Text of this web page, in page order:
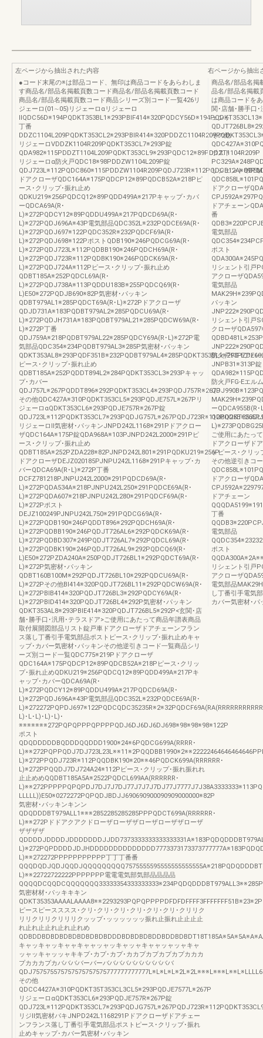
左ページから抽出された内容
●コード末尾の※は部品コード、無印は商品コードをあらわしま
す商品名/部品名掲載頁数コード商品名/部品名掲載頁数コード
商品名/部品名掲載頁数コード商品シリーズ別コード一覧426リ
ジェーロ(01∼05)リジェーロαリジェーロ
丁番
リジェーロVDDZK1104R209PQDKT353CL7※293P錠
QDA982※115PDDZT1104L209PQDKT353CL9※293PQDC12※89PDDZT1104R209P
リジェーロα防火戸QDC18※98PDDZW1104L209P錠
ドアクローザQDC164A※175PQDCP12※89PQDCB52A※218Pピ
ース･クリップ･振れ止め
QDKU219※256PQDCQ12※89PQDD499A※217Pキャップ･カバ
ーQDCA69A(R･
L)※272PQDCY12※89PQDDU499A※217PQDCD69A(R･
L)※272PQDJ696A※43P電気部品QDC352L※232PQDCE69A(R･
L)※272PQDJ697※122PQDC352R※232PQDCF69A(R･
L)※272PQDJ698※122PポストQDB190※246PQDCG69A(R･
L)※272PQDJ723L※112PQDBB190※246PQDCH69A(R･
L)※272PQDJ723R※112PQDBK190※246PQDCK69A(R･
L)※272PQDJ724A※112Pピース･クリップ･振れ止め
QDBT185A※252PQDCL69A(R･
L)※272PQDJ738A※113PQDDU183B※255PQDCQ69(R･
L)E50※272PQDJB690※82P気密材･パッキン
QDBT979AL1※285PQDCT69A(R･L)※272Pドアクローザ
QDJD731A※183PQDBT979AL2※285PQDCU69A(R･
L)※272PQDJH731A※183PQDBT979AL21※285PQDCW69A(R･
L)※272P丁番
QDJ759A※218PQDBT979AL22※285PQDCY69A(R･L)※272P電
気部品QDC354※234PQDBT979AL3※285P気密材･パッキン
ピース･クリップ･振れ止め
QDBT185A※252PQDDT894L2※284PQDKT353CL3※293Pキャッ
プ･カバー
QDJ757L※267PQDDT896※292PQDKT353CL4※293PQDJ757R※267P
その他QDC427A※310PQDKT353CL5※293PQDJE757L※267Pリ
ジェーロαQDKT353CL6※293PQDJE757R※267P錠
リジェーロⅡ気密材･パッキンJNPD242L1168※291Pドアクロー
ザQDC164A※175P錠QDA968A※103PJNPD242L2000※291Pピ
ース･クリップ･振れ止め
QDBT185A※252PZDA228※82PJNPD242L801※291PQDKU219※256P
ドアクローザDEJZ020185PJNPU242L1168※291Pキャップ･カ
バーQDCA69A(R･L)※272P丁番
DCFZ781218PJNPU242L2000※291PQDCD69A(R･
L)※272PQDA534A※218PJNPU242L250※291PQDCE69A(R･
L)※272PQDA607※218PJNPU242L280※291PQDCF69A(R･
L)※272Pポスト
DEJZ100249PJNPU242L750※291PQDCG69A(R･
L)※272PQDB190※246PQDDT896※292PQDCH69A(R･
L)※272PQDBB190※246PQDJT726AL6※292PQDCK69A(R･
L)※272PQDBD307※249PQDJT726AL7※292PQDCL69A(R･
L)※272PQDBK190※246PQDJT726AL9※292PQDCQ69(R･
L)E50※272PZDA240A※250PQDJT726BL1※292PQDCT69A(R･
L)※272P気密材･パッキン
QDBT160B100M※292PQDJT726BL10※292PQDCU69A(R･
L)※272Pその他BI414※320PQDJT726BL11※292PQDCW69A(R･
L)※272PBIB414※320PQDJT726BL3※292PQDCY69A(R･
L)※272PBID414※320PQDJT726BL4※292P気密材･パッキン
QDKT353AL8※293PBIE414※320PQDJT726BL5※292P<玄関･店
舗･勝手口･汎用･テラスドア>ご使用にあたって商品年譜表商品
取付展開図部品リスト錠戸車ドアクローザドアチェーンフラン
ス落し丁番引手電気部品ポストピース･クリップ･振れ止めキャ
ップ･カバー気密材･パッキンその他逆引きコード一覧商品シリ
ーズ別コード一覧QDC775※219Pドアクローザ
QDC164A※175PQDCP12※89PQDCB52A※218Pピース･クリッ
プ･振れ止めQDKU219※256PQDCQ12※89PQDD499A※217Pキ
ャップ･カバーQDCA69A(R･
L)※272PQDCY12※89PQDDU499A※217PQDCD69A(R･
L)※272PQDJ696A※43P電気部品QDC352L※232PQDCE69A(R･
L)･L･L)･L)･L)･
※※※※※※※272PQPQPPPQPPPPQDJ6DJ6DJ6DJ698※98※98※98※122P
ポスト
QDQDDDDDBQDDDQQDDD1900※24※6PQDCG699A(RRRR･
L)※272PPQDJ723R※112PQQDBK190※20※※46PQDCK699A(RRRRRR･
L)※272PPQQDJ7DJ724A24※112Pピース･クリップ･振れ振れれ
止止めめQQDBT185A5A※2522PQDCL699AA(RRRRRR･
LLLLL))E50※0272272PQPQDJBDJJ690690900090909000000※82P
気密材･パッキンキンン
QDQDDDBT979ALL1※※※2852285285285PPPQDCT699A(RRRRRR･
L)※※272Pドドアクアクドローザローザザローザローザザローザ
ザザザザ
L)※※272272PPPPPPPPPPP丁丁丁番番
L)※※22722722222PPPPPPP電電電気部気部品品品品
QQQQDCQQDCQQQQQQQ33333354333333333※234PQDQDDDBT979ALL3※※285P
気密材材･パッキキキン
ピースピースススス･クリ･クリ･クリ･クリ･クリ･クリ･クリリク
リリクリリクリリリクッップ･ッッッッッッ振れ止振れ止止止止
れ止れ止止れ止れ止れめ
キャッキャッキャャキャャッャッキャッャキャャッャッャキャ
ッャッキャッッャキキプ･カプ･カプ･カカプカプカプカプカカカ
プカカカプカババババーバーバババババババババババ
その他
QDCC4427A※310PQDKT35T353CL3CL5※293PQDJE7577L※267P
リジェーロαQDKT353CL6※293PQDJE757R※267P錠
リジⅡ気密材パキJNPD242L1168291Pドアクローザドアチェー
ンフランス落し丁番引手電気部品ポストピース･クリップ･振れ
止めキャップ･カバー気密材･パッキン
右ページから抽出
商品名/部品名掲
品名/部品名掲載
は商品コードを
関･店舗･勝手口･
ェント
その他
ポスト
リシェント
ドアクローザ
ドアチェーン
番
電気部品
ポスト
リシェント引戸
アクローザ
電気部品
パッキン
リシェント引戸
クローザ
防火戸FG-Eアパ
JNPB31※313P錠
防火戸FG-Eエル
ーQDCA955B(R
ご使用にあたっ
ドアクローザド
トピース･クリッ
その他逆引きコ
ドアクローザ
ドアチェーン
丁番
電気部品
ポスト
リシェント引戸
アクローザ
電気部品
し丁番引手電気
カバー気密材･パ